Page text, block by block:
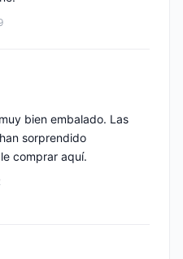
bien embalado. Las
sorprendido
comprar aquí.